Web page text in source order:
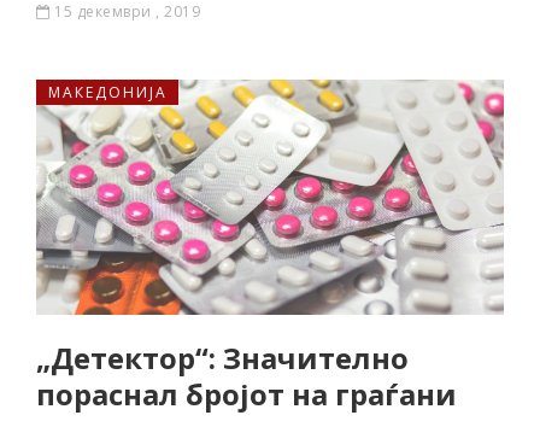
15 декември , 2019
МАКЕДОНИЈА
„Детектор“: Значително
пораснал бројот на граѓани